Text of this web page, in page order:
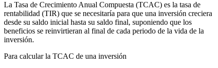
La Tasa de Crecimiento Anual Compuesta (TCAC) es la tasa de
rentabilidad (TIR) que se necesitaría para que una inversión creciera
desde su saldo inicial hasta su saldo final, suponiendo que los
beneficios se reinvirtieran al final de cada periodo de la vida de la
inversión.
Para calcular la TCAC de una inversión